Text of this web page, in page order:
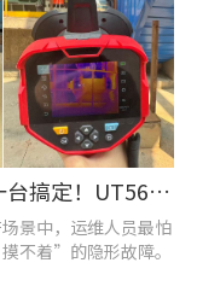
查泄漏、测温度一台搞定！UT568F红外声成像仪让设备巡检更高效
景中，运维人员最怕
不着”的隐形故障。